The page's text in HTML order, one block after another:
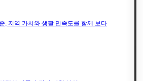
, 지역 가치와 생활 만족도를 함께 보다